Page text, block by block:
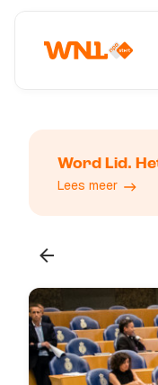
Word Lid.
Lees meer